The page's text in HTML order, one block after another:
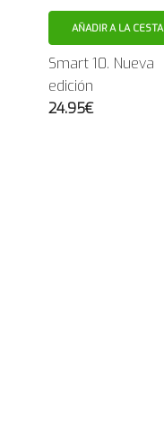
AÑADIR A LA CESTA
Smart 10. Nueva
edición
24.95€